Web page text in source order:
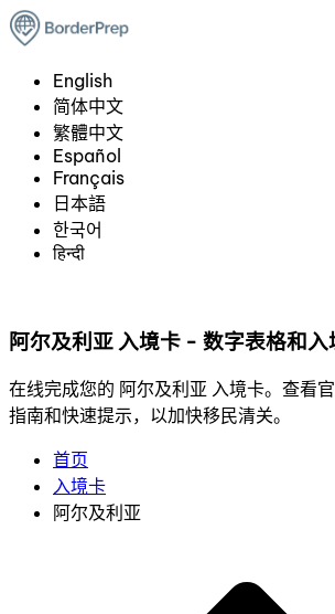
English
简体中文
繁體中文
Español
Français
日本語
한국어
हिन्दी
阿尔及利亚 入境卡 - 数字表格和入
在线完成您的 阿尔及利亚 入境卡。查看
指南和快速提示，以加快移民清关。
首页
入境卡
阿尔及利亚